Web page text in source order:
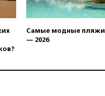
Суд обязал Meta
выплатить $567 млн по делу о
вреде психическому
здоровью детей
05:51
в США
Самые модные пляжи
— 2026